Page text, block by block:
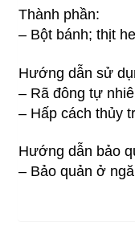
Thành phần:
– Bột bánh; thịt
Hướng dẫn sử
– Rã đông tự
– Hấp cách thủy
Hướng dẫn bảo
– Bảo quản ở